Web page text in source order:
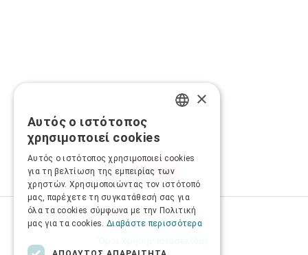
Προσωπικά δεδομένα
×
Αυτός ο ιστότοπος
χρησιμοποιεί cookies
Αυτός ο ιστότοπος χρησιμοποιεί cookies
για τη βελτίωση της εμπειρίας των
χρηστών. Χρησιμοποιώντας τον ιστότοπό
μας, παρέχετε τη συγκατάθεσή σας για
όλα τα cookies σύμφωνα με την Πολιτική
μας για τα cookies. Διαβάστε περισσότερα